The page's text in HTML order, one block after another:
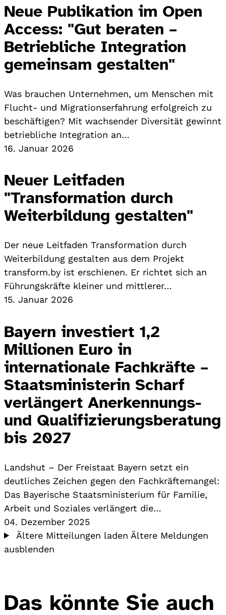
Neue Publikation im Open
Access: "Gut beraten –
Betriebliche Integration
gemeinsam gestalten"
Was brauchen Unternehmen, um Menschen mit
Flucht- und Migrationserfahrung erfolgreich zu
beschäftigen? Mit wachsender Diversität gewinnt
betriebliche Integration an…
16. Januar 2026
Neuer Leitfaden
"Transformation durch
Weiterbildung gestalten"
Der neue Leitfaden Transformation durch
Weiterbildung gestalten aus dem Projekt
transform.by ist erschienen. Er richtet sich an
Führungskräfte kleiner und mittlerer…
15. Januar 2026
Bayern investiert 1,2
Millionen Euro in
internationale Fachkräfte –
Staatsministerin Scharf
verlängert Anerkennungs-
und Qualifizierungsberatung
bis 2027
Landshut – Der Freistaat Bayern setzt ein
deutliches Zeichen gegen den Fachkräftemangel:
Das Bayerische Staatsministerium für Familie,
Arbeit und Soziales verlängert die…
04. Dezember 2025
Ältere Mitteilungen laden Ältere Meldungen
ausblenden
Das könnte Sie auch